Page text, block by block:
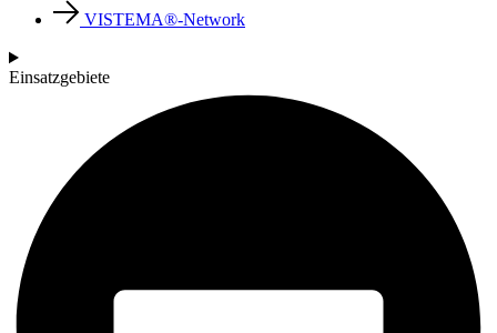
VISTEMA®-Network
Einsatzgebiete